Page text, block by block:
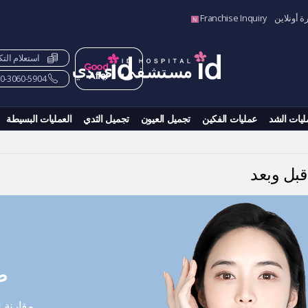
Franchise Inquiry أونلاين
الشد عمليات الفكين تجميل العيون تجميل الثدي العمليات البسيطة
استعلام
82-10-3060-5904+
وبعد